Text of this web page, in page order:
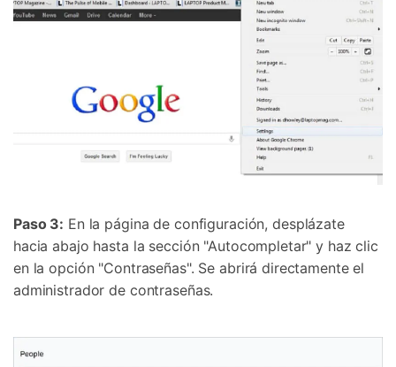
Paso 3: En la página de configuración, desplázate
hacia abajo hasta la sección "Autocompletar" y haz clic
en la opción "Contraseñas". Se abrirá directamente el
administrador de contraseñas.